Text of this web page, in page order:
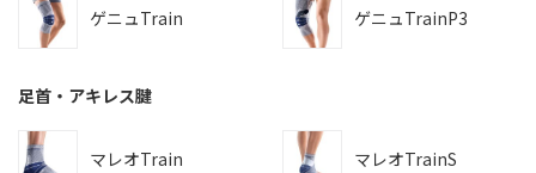
ゲニュTrain ゲニュTrainP3
足首・アキレス腱
マレオTrain マレオTrainS